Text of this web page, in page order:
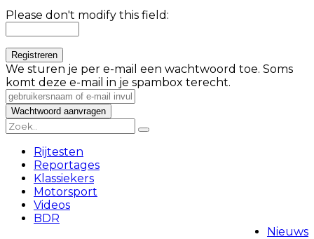
Please don't modify this field:
We sturen je per e-mail een wachtwoord toe. Soms
komt deze e-mail in je spambox terecht.
Rijtesten
Reportages
Klassiekers
Motorsport
Videos
BDR
Nieuws